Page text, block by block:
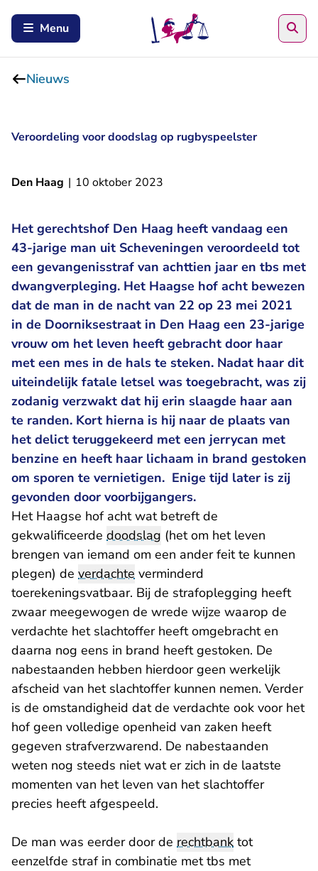
Menu
Nieuws
Veroordeling voor doodslag op rugbyspeelster
Den Haag | 10 oktober 2023
Het gerechtshof Den Haag heeft vandaag een
43-jarige man uit Scheveningen veroordeeld tot
een gevangenisstraf van achttien jaar en tbs met
dwangverpleging. Het Haagse hof acht bewezen
dat de man in de nacht van 22 op 23 mei 2021
in de Doorniksestraat in Den Haag een 23-jarige
vrouw om het leven heeft gebracht door haar
met een mes in de hals te steken. Nadat haar dit
uiteindelijk fatale letsel was toegebracht, was zij
zodanig verzwakt dat hij erin slaagde haar aan
te randen. Kort hierna is hij naar de plaats van
het delict teruggekeerd met een jerrycan met
benzine en heeft haar lichaam in brand gestoken
om sporen te vernietigen. Enige tijd later is zij
gevonden door voorbijgangers.
Het Haagse hof acht wat betreft de
gekwalificeerde doodslag (het om het leven
brengen van iemand om een ander feit te kunnen
plegen) de verdachte verminderd
toerekeningsvatbaar. Bij de strafoplegging heeft
zwaar meegewogen de wrede wijze waarop de
verdachte het slachtoffer heeft omgebracht en
daarna nog eens in brand heeft gestoken. De
nabestaanden hebben hierdoor geen werkelijk
afscheid van het slachtoffer kunnen nemen. Verder
is de omstandigheid dat de verdachte ook voor het
hof geen volledige openheid van zaken heeft
gegeven strafverzwarend. De nabestaanden
weten nog steeds niet wat er zich in de laatste
momenten van het leven van het slachtoffer
precies heeft afgespeeld.
De man was eerder door de rechtbank tot
eenzelfde straf in combinatie met tbs met